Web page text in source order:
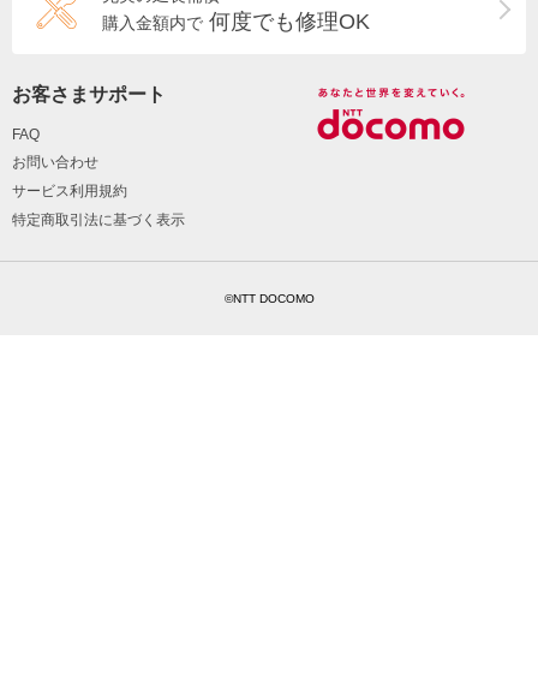
購入金額内で 何度でも修理OK
お客さまサポート
FAQ
お問い合わせ
サービス利用規約
特定商取引法に基づく表示
©NTT DOCOMO